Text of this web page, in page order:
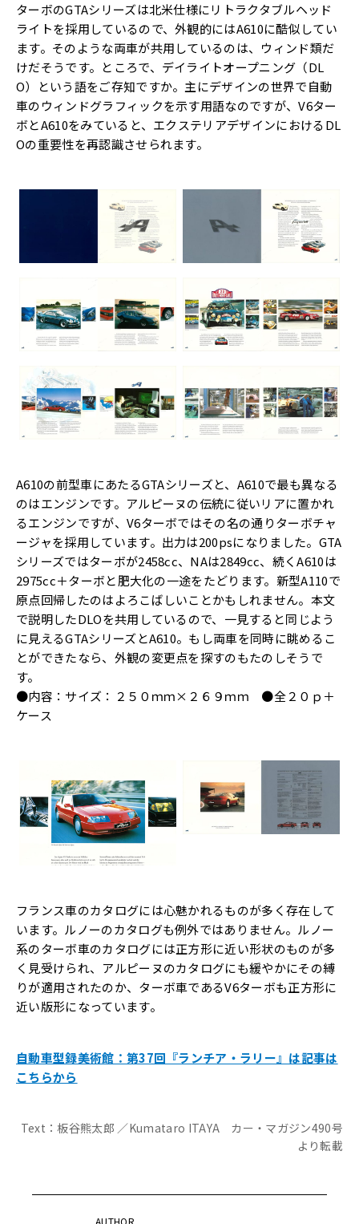
ターボのGTAシリーズは北米仕様にリトラクタブルヘッド
ライトを採用しているので、外観的にはA610に酷似してい
ます。そのような両車が共用しているのは、ウィンド類だ
けだそうです。ところで、デイライトオープニング（DL
O）という語をご存知ですか。主にデザインの世界で自動
車のウィンドグラフィックを示す用語なのですが、V6ター
ボとA610をみていると、エクステリアデザインにおけるDL
Oの重要性を再認識させられます。
A610の前型車にあたるGTAシリーズと、A610で最も異なる
のはエンジンです。アルピーヌの伝統に従いリアに置かれ
るエンジンですが、V6ターボではその名の通りターボチャ
ージャを採用しています。出力は200psになりました。GTA
シリーズではターボが2458cc、NAは2849cc、続くA610は
2975cc＋ターボと肥大化の一途をたどります。新型A110で
原点回帰したのはよろこばしいことかもしれません。本文
で説明したDLOを共用しているので、一見すると同じよう
に見えるGTAシリーズとA610。もし両車を同時に眺めるこ
とができたなら、外観の変更点を探すのもたのしそうで
す。
●内容：サイズ：２５０ｍｍ×２６９ｍｍ ●全２０ｐ＋
ケース
フランス車のカタログには心魅かれるものが多く存在して
います。ルノーのカタログも例外ではありません。ルノー
系のターボ車のカタログには正方形に近い形状のものが多
く見受けられ、アルピーヌのカタログにも緩やかにその縛
りが適用されたのか、ターボ車であるV6ターボも正方形に
近い版形になっています。
自動車型録美術館：第37回『ランチア・ラリー』は記事は
こちらから
Text：板谷熊太郎 ／Kumataro ITAYA カー・マガジン490号
より転載
AUTHOR